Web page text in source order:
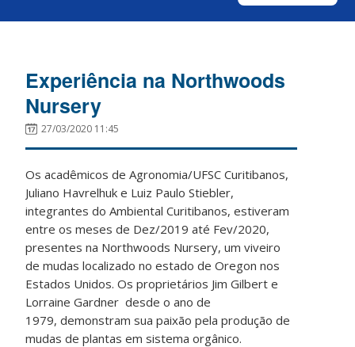
Experiência na Northwoods
Nursery
27/03/2020 11:45
Os acadêmicos de Agronomia/UFSC Curitibanos,
Juliano Havrelhuk e Luiz Paulo Stiebler,
integrantes do Ambiental Curitibanos, estiveram
entre os meses de Dez/2019 até Fev/2020,
presentes na Northwoods Nursery, um viveiro
de mudas localizado no estado de Oregon nos
Estados Unidos. Os proprietários Jim Gilbert e
Lorraine Gardner desde o ano de
1979, demonstram sua paixão pela produção de
mudas de plantas em sistema orgânico.